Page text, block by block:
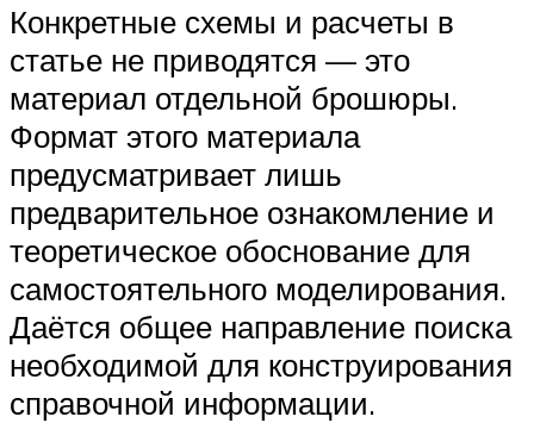
Конкретные схемы и расчеты в
статье не приводятся — это
материал отдельной брошюры.
Формат этого материала
предусматривает лишь
предварительное ознакомление и
теоретическое обоснование для
самостоятельного моделирования.
Даётся общее направление поиска
необходимой для конструирования
справочной информации.